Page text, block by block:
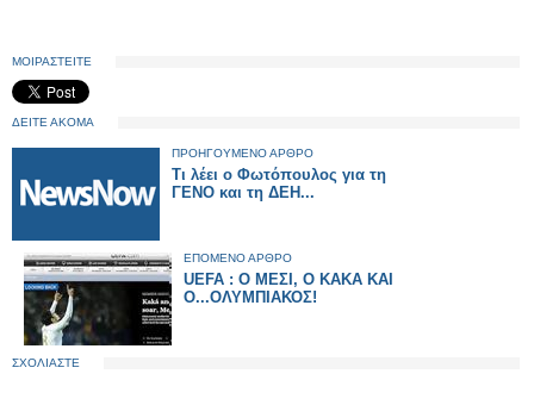
ΜΟΙΡΑΣΤΕΙΤΕ
ΔΕΙΤΕ ΑΚΟΜΑ
ΠΡΟΗΓΟΥΜΕΝΟ ΑΡΘΡΟ
Τι λέει ο Φωτόπουλος για τη
ΓΕΝΟ και τη ΔΕΗ...
ΕΠΟΜΕΝΟ ΑΡΘΡΟ
UEFA : Ο ΜΕΣΙ, Ο ΚΑΚΑ ΚΑΙ
Ο...ΟΛΥΜΠΙΑΚΟΣ!
ΣΧΟΛΙΑΣΤΕ